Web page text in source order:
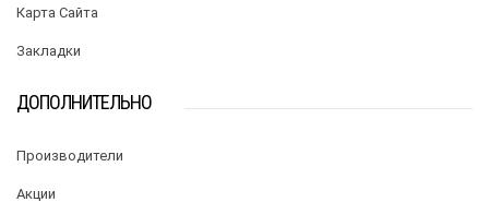
Карта Сайта
Закладки
ДОПОЛНИТЕЛЬНО
Производители
Акции